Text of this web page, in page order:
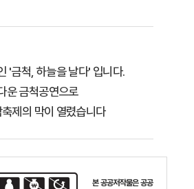
'금척, 하늘을 날다' 입니다.
운 금척공연으로
제의 막이 열렸습니다
본 공공저작물은 공공